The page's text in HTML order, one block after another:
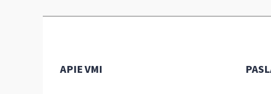
APIE VMI